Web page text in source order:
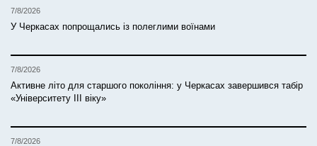
7/8/2026
У Черкасах попрощались із полеглими воїнами
7/8/2026
Активне літо для старшого покоління: у Черкасах завершився табір
«Університету ІІІ віку»
7/8/2026